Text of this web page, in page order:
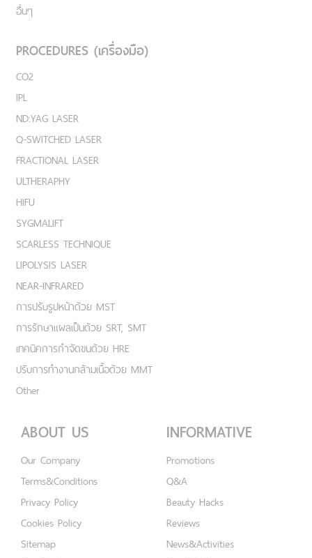
อื่นๆ
PROCEDURES (เครื่องมือ)
CO2
IPL
ND:YAG LASER
Q-SWITCHED LASER
FRACTIONAL LASER
ULTHERAPHY
HIFU
SYGMALIFT
SCARLESS TECHNIQUE
LIPOLYSIS LASER
NEAR-INFRARED
การปรับรูปหน้าด้วย MST
การรักษาแผลเป็นด้วย SRT, SMT
เทคนิคการกำจัดขนด้วย HRE
ปรับการทำงานกล้ามเนื้อด้วย MMT
Other
ABOUT US
Our Company
Terms&Conditions
Privacy Policy
Cookies Policy
Sitemap
INFORMATIVE
Promotions
Q&A
Beauty Hacks
Reviews
News&Activities